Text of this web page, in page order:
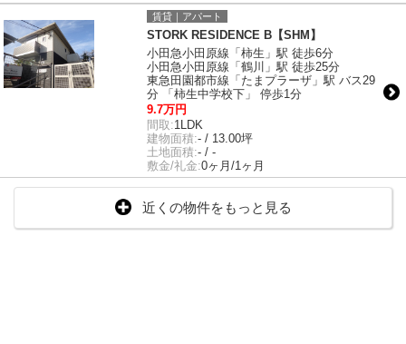
賃貸｜アパート
STORK RESIDENCE B【SHM】
小田急小田原線「柿生」駅 徒歩6分
小田急小田原線「鶴川」駅 徒歩25分
東急田園都市線「たまプラーザ」駅 バス29
分 「柿生中学校下」 停歩1分
9.7万円
間取:1LDK
建物面積:- / 13.00坪
土地面積:- / -
敷金/礼金:0ヶ月/1ヶ月
近くの物件をもっと見る